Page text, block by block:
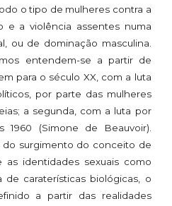
o tipo de mulheres contra a
e a violência assentes numa
ou de dominação masculina.
entendem-se a partir de
para o século XX, com a luta
por parte das mulheres
a segunda, com a luta por
1960 (Simone de Beauvoir).
do surgimento do conceito de
as identidades sexuais como
de caraterísticas biológicas, o
a partir das realidades